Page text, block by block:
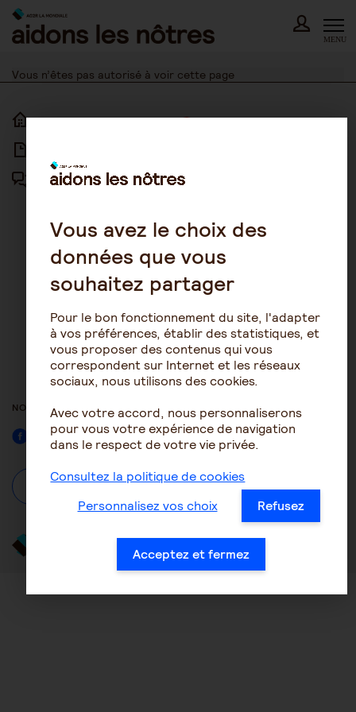
Skip
content
MENU
Vous n’êtes pas autorisé à voir cette page
ACCUEIL
FORUM
PLAN DU SITE
D’UTILISATION
POLITIQUE DE PROTECTION DES
GESTION DES COOKIES
ACCESSIBILITÉ : NON
CONFORME
NOUS SUIVRE
Facebook
À propos Se connecter / S'inscrire
Vous avez le choix des
données que vous
souhaitez partager
Pour le bon fonctionnement du site, l'adapter
à vos préférences, établir des statistiques, et
vous proposer des contenus qui vous
correspondent sur Internet et les réseaux
sociaux, nous utilisons des cookies.
Avec votre accord, nous personnaliserons
pour vous votre expérience de navigation
dans le respect de votre vie privée.
Consultez la politique de cookies
Personnalisez vos choix
Refusez
Acceptez et fermez